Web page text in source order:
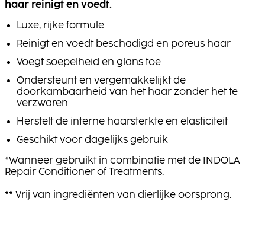
haar reinigt en voedt.
Luxe, rijke formule
Reinigt en voedt beschadigd en poreus haar
Voegt soepelheid en glans toe
Ondersteunt en vergemakkelijkt de
doorkambaarheid van het haar zonder het te
verzwaren
Herstelt de interne haarsterkte en elasticiteit
Geschikt voor dagelijks gebruik
*Wanneer gebruikt in combinatie met de INDOLA
Repair Conditioner of Treatments.
** Vrij van ingrediënten van dierlijke oorsprong.